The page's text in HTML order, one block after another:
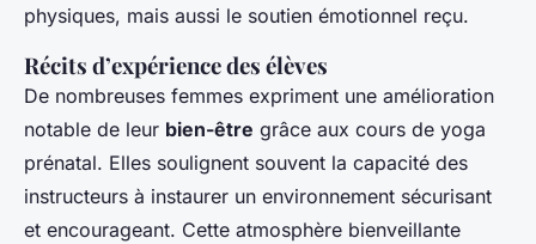
physiques, mais aussi le soutien émotionnel reçu.
Récits d’expérience des élèves
De nombreuses femmes expriment une amélioration
notable de leur bien-être grâce aux cours de yoga
prénatal. Elles soulignent souvent la capacité des
instructeurs à instaurer un environnement sécurisant
et encourageant. Cette atmosphère bienveillante